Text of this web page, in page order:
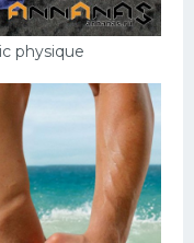
physique